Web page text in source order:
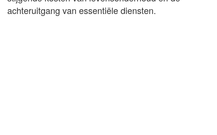
achteruitgang van essentiële diensten.